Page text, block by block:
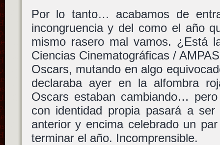
Por lo tanto… acabamos de
incongruencia y del como el año
mismo rasero mal vamos. ¿Está
Ciencias Cinematográficas /
Oscars, mutando en algo
declaraba ayer en la alfombra
Oscars estaban cambiando…
con identidad propia pasará a
anterior y encima celebrado un
terminar el año. Incomprensible.